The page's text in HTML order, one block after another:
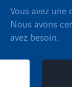
Vous avez
Nous avons
avez besoin.